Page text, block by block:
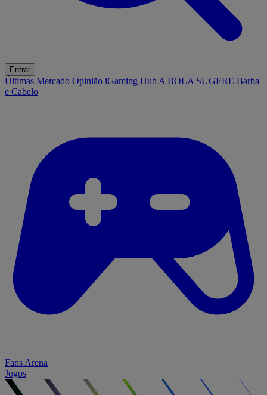
Entrar
Últimas Mercado Opinião iGaming Hub A BOLA SUGERE Barba
e Cabelo
Fans Arena
Jogos